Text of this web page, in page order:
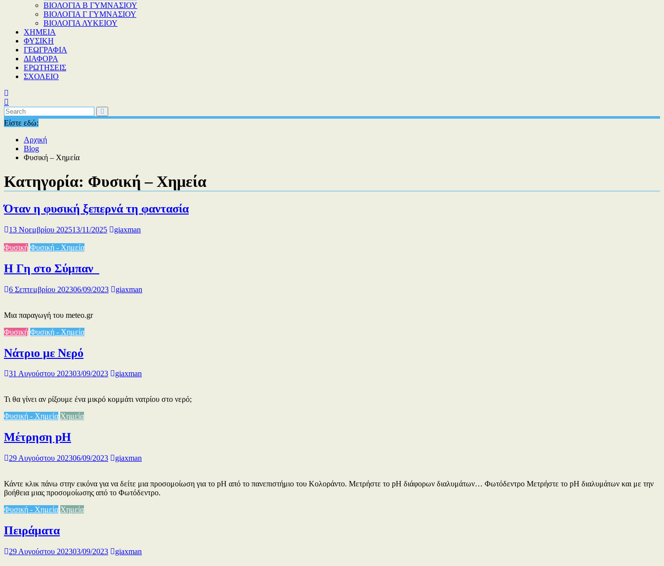
ΒΙΟΛΟΓΙΑ Β ΓΥΜΝΑΣΙΟΥ
ΒΙΟΛΟΓΙΑ Γ ΓΥΜΝΑΣΙΟΥ
ΒΙΟΛΟΓΙΑ ΛΥΚΕΙΟΥ
XHMEIA
ΦΥΣΙΚΗ
ΓΕΩΓΡΑΦΙΑ
ΔΙΑΦΟΡΑ
ΕΡΩΤΗΣΕΙΣ
ΣΧΟΛΕΙΟ
Είστε εδώ:
Αρχική
Blog
Φυσική – Χημεία
Κατηγορία: Φυσική – Χημεία
Όταν η φυσική ξεπερνά τη φαντασία
13 Νοεμβρίου 202513/11/2025 giaxman
Φυσική Φυσική - Χημεία
Η Γη στο Σύμπαν
6 Σεπτεμβρίου 202306/09/2023 giaxman
Μια παραγωγή του meteo.gr
Φυσική Φυσική - Χημεία
Νάτριο με Νερό
31 Αυγούστου 202303/09/2023 giaxman
Τι θα γίνει αν ρίξουμε ένα μικρό κομμάτι νατρίου στο νερό;
Φυσική - Χημεία Χημεία
Μέτρηση pH
29 Αυγούστου 202306/09/2023 giaxman
Κάντε κλικ πάνω στην εικόνα για να δείτε μια προσομοίωση για το pH από το πανεπιστήμιο του Κολοράντο. Μετρήστε το pH διάφορων διαλυμάτων… Φωτόδεντρο Μετρήστε το pH διαλυμάτων και με την
βοήθεια μιας προσομοίωσης από το Φωτόδεντρο.
Φυσική - Χημεία Χημεία
Πειράματα
29 Αυγούστου 202303/09/2023 giaxman